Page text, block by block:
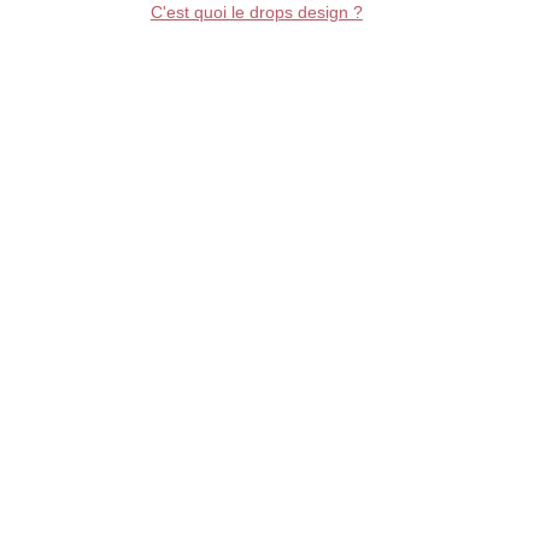
C'est quoi le drops design ?